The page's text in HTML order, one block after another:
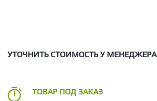
УТОЧНИТЬ СТОИМОСТЬ У МЕНЕДЖЕРА
ТОВАР ПОД ЗАКАЗ